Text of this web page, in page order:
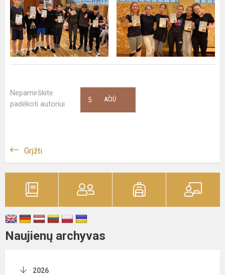
Nepamirškite
padėkoti autoriui
AČIŪ
5
Grįžti
Naujienų archyvas
2026